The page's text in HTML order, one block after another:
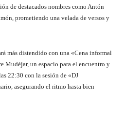
de destacados nombres como Antón
prometiendo una velada de versos y
más distendido con una «Cena informal
Mudéjar, un espacio para el encuentro y
22:30 con la sesión de «DJ
asegurando el ritmo hasta bien